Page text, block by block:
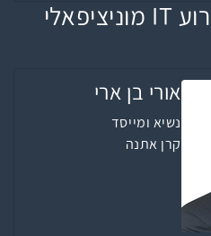
דוברים נוספים באירוע IT מוניציפאלי
אורי בן ארי
נשיא ומייסד
קרן אתנה